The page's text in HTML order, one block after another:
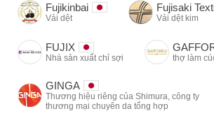
Fujikinbai
Vải dệt
Fujisaki
Vải dệt kim
FUJIX
Nhà sản xuất chỉ sợi thợ làm
GINGA
Thương hiệu riêng của Shimura, công ty
thương mại chuyên da tổng hợp